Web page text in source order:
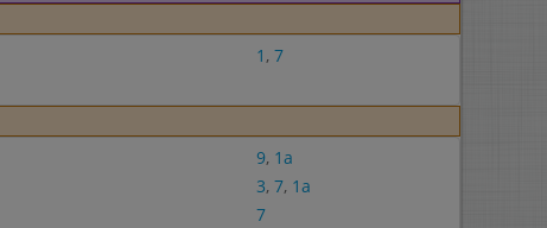
1 , 7
9, 1a
3, 7, 1a
7